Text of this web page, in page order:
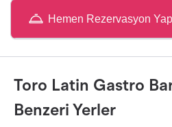
Hemen Rezervasyon
Toro Latin Gastro
Benzeri Yerler